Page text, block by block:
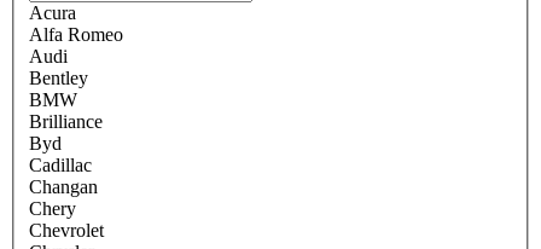
Acura
Alfa Romeo
Audi
Bentley
BMW
Brilliance
Byd
Cadillac
Changan
Chery
Chevrolet